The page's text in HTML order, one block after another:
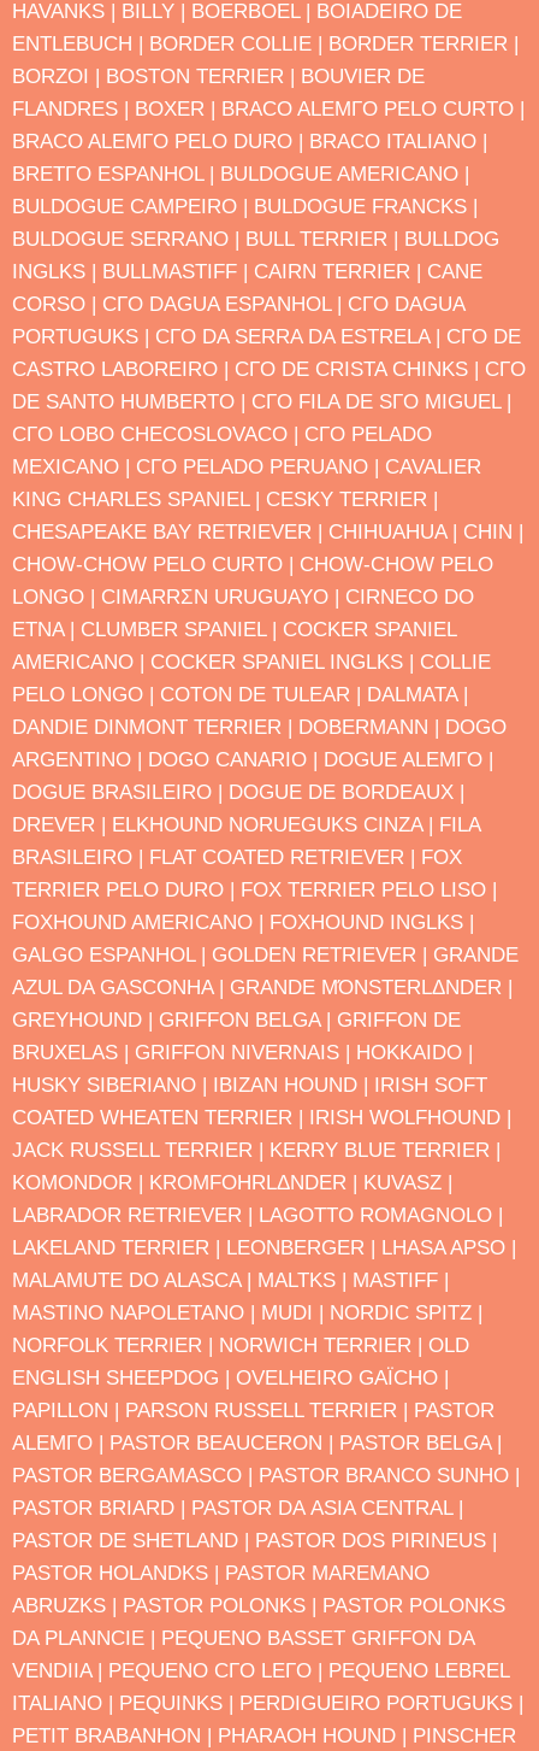
HAVANΚS | BILLY | BOERBOEL |
BOIADEIRO DE
ENTLEBUCH |
BORDER COLLIE |
BORDER TERRIER |
BORZOI |
BOSTON TERRIER |
BOUVIER DE
FLANDRES |
BOXER |
BRACO ALEMΓO PELO CURTO |
BRACO ALEMΓO PELO DURO |
BRACO ITALIANO |
BRETΓO ESPANHOL |
BULDOGUE AMERICANO |
BULDOGUE CAMPEIRO |
BULDOGUE FRANCΚS |
BULDOGUE SERRANO |
BULL TERRIER |
BULLDOG
INGLΚS |
BULLMASTIFF | CAIRN TERRIER | CANE
CORSO | CΓO DΑGUA ESPANHOL | CΓO DΑGUA
PORTUGUΚS | CΓO DA SERRA DA ESTRELA | CΓO DE
CASTRO LABOREIRO | CΓO DE CRISTA CHINΚS | CΓO
DE SANTO HUMBERTO | CΓO FILA DE SΓO MIGUEL |
CΓO LOBO CHECOSLOVACO | CΓO PELADO
MEXICANO | CΓO PELADO PERUANO | CAVALIER
KING CHARLES SPANIEL | CESKY TERRIER |
CHESAPEAKE BAY RETRIEVER | CHIHUAHUA | CHIN |
CHOW-CHOW PELO CURTO | CHOW-CHOW PELO
LONGO | CIMARRΣN URUGUAYO | CIRNECO DO
ETNA | CLUMBER SPANIEL | COCKER SPANIEL
AMERICANO | COCKER SPANIEL INGLΚS | COLLIE
PELO LONGO | COTON DE TULEAR |
DΑLMATA |
DANDIE DINMONT TERRIER |
DOBERMANN |
DOGO
ARGENTINO |
DOGO CANΑRIO |
DOGUE ALEMΓO |
DOGUE BRASILEIRO |
DOGUE DE BORDEAUX |
DREVER |
ELKHOUND NORUEGUΚS CINZA |
FILA
BRASILEIRO |
FLAT COATED RETRIEVER |
FOX
TERRIER PELO DURO |
FOX TERRIER PELO LISO |
FOXHOUND AMERICANO |
FOXHOUND INGLΚS |
GALGO ESPANHOL | GOLDEN RETRIEVER | GRANDE
AZUL DA GASCONHA | GRANDE MΌNSTERLΔNDER |
GREYHOUND | GRIFFON BELGA | GRIFFON DE
BRUXELAS | GRIFFON NIVERNAIS |
HOKKAIDO |
HUSKY SIBERIANO |
IBIZAN HOUND |
IRISH SOFT
COATED WHEATEN TERRIER |
IRISH WOLFHOUND |
JACK RUSSELL TERRIER |
KERRY BLUE TERRIER |
KOMONDOR |
KROMFOHRLΔNDER |
KUVASZ |
LABRADOR RETRIEVER |
LAGOTTO ROMAGNOLO |
LAKELAND TERRIER |
LEONBERGER |
LHASA APSO |
MALAMUTE DO ALASCA |
MALTΚS |
MASTIFF |
MASTINO NAPOLETANO |
MUDI |
NORDIC SPITZ |
NORFOLK TERRIER |
NORWICH TERRIER | OLD
ENGLISH SHEEPDOG | OVELHEIRO GAΪCHO |
PAPILLON |
PARSON RUSSELL TERRIER |
PASTOR
ALEMΓO |
PASTOR BEAUCERON |
PASTOR BELGA |
PASTOR BERGAMASCO |
PASTOR BRANCO SUΝΗO |
PASTOR BRIARD |
PASTOR DA ΑSIA CENTRAL |
PASTOR DE SHETLAND |
PASTOR DOS PIRINEUS |
PASTOR HOLANDΚS |
PASTOR MAREMANO
ABRUZΚS |
PASTOR POLONΚS |
PASTOR POLONΚS
DA PLANΝCIE |
PEQUENO BASSET GRIFFON DA
VENDΙIA |
PEQUENO CΓO LEΓO |
PEQUENO LEBREL
ITALIANO |
PEQUINΚS |
PERDIGUEIRO PORTUGUΚS |
PETIT BRABANΗON |
PHARAOH HOUND |
PINSCHER